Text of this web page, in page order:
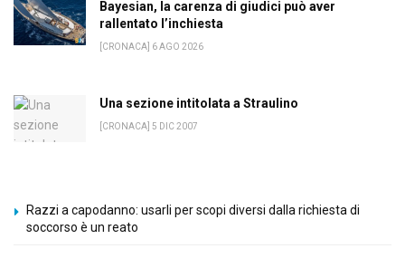
Bayesian, la carenza di giudici può aver
rallentato l’inchiesta
[CRONACA] 6 AGO 2026
Una sezione intitolata a Straulino
[CRONACA] 5 DIC 2007
Razzi a capodanno: usarli per scopi diversi dalla richiesta di
soccorso è un reato